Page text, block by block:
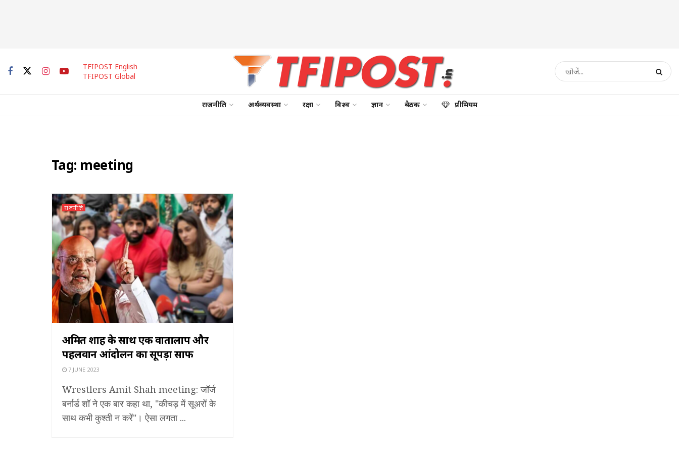
TFIPOST English
TFIPOST Global
राजनीति अर्थव्यवस्था रक्षा विश्व ज्ञान बैठक प्रीमियम
Tag: meeting
राजनीति
अमित शाह के साथ एक वार्तालाप और
पहलवान आंदोलन का सूपड़ा साफ
7 JUNE 2023
Wrestlers Amit Shah meeting: जॉर्ज
बर्नार्ड शॉ ने एक बार कहा था, "कीचड़ में सूअरों के
साथ कभी कुश्ती न करें"। ऐसा लगता ...